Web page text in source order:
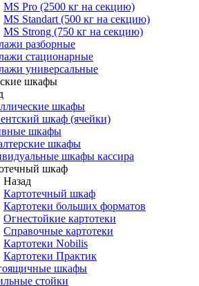
MS Pro (2500 кг на секцию)
MS Standart (500 кг на секцию)
MS Strong (750 кг на секцию)
разборные
стационарные
универсальные
шкафы
шкафы
шкаф (ячейки)
шкафы
шкафы
шкафы кассира
шкаф
Назад
Картотечный шкаф
Картотеки больших форматов
Огнестойкие картотеки
Справочные картотеки
Картотеки Nobilis
Картотеки Практик
шкафы
стойки